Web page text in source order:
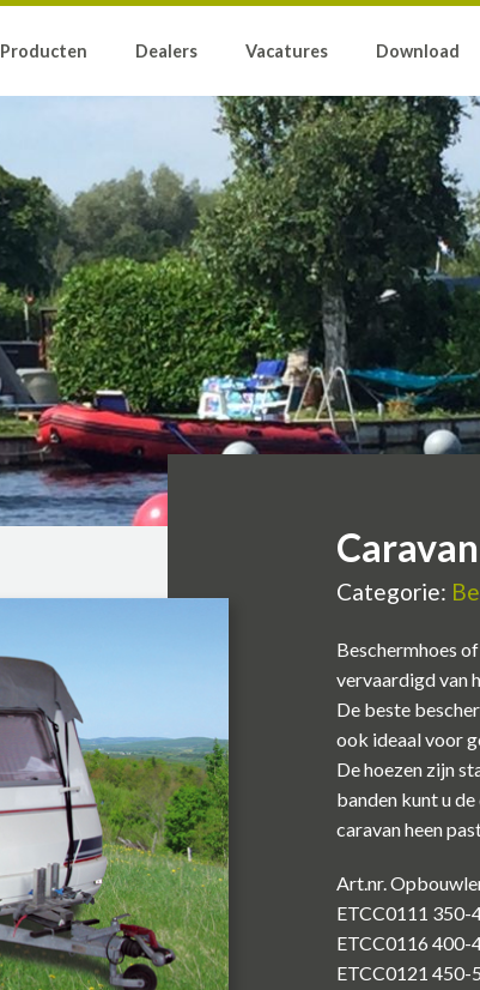
Producten Dealers Vacatures Download
Categorie:
Beschermhoes
vervaardigd van
De beste
ook ideaal voor
De hoezen zijn
banden kunt u
caravan heen
Art.nr.
ETCC0111 350-
ETCC0116 400-
ETCC0121 450-